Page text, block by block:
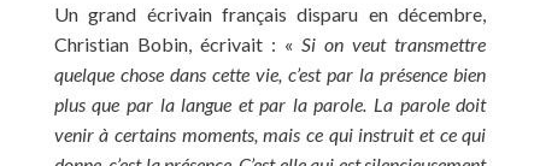
Un grand écrivain français disparu en décembre,
Christian Bobin, écrivait : « Si on veut transmettre
quelque chose dans cette vie, c’est par la présence bien
plus que par la langue et par la parole. La parole doit
venir à certains moments, mais ce qui instruit et ce qui